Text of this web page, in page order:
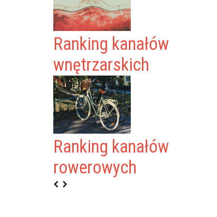
Ranking kanałów
wnętrzarskich
Ranking kanałów
rowerowych